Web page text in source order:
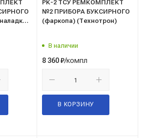
РК-2 ТСУ РЕМКОМПЛЕКТ
№2 ПРИБОРА БУКСИРНОГО
(фаркопа) (Технотрон)
В наличии
8 360₽/компл
В КОРЗИНУ